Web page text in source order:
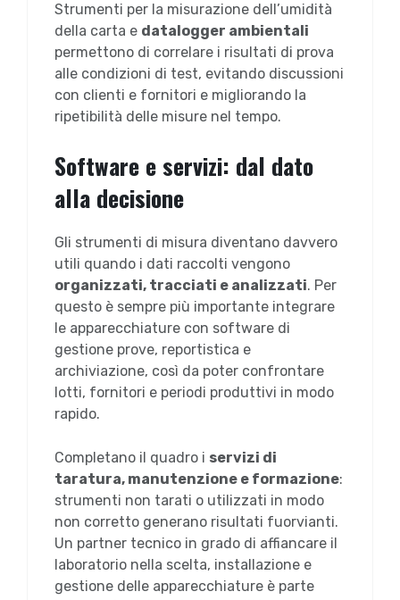
Strumenti per la misurazione dell’umidità
della carta e datalogger ambientali
permettono di correlare i risultati di prova
alle condizioni di test, evitando discussioni
con clienti e fornitori e migliorando la
ripetibilità delle misure nel tempo.
Software e servizi: dal dato
alla decisione
Gli strumenti di misura diventano davvero
utili quando i dati raccolti vengono
organizzati, tracciati e analizzati. Per
questo è sempre più importante integrare
le apparecchiature con software di
gestione prove, reportistica e
archiviazione, così da poter confrontare
lotti, fornitori e periodi produttivi in modo
rapido.
Completano il quadro i servizi di
taratura, manutenzione e formazione:
strumenti non tarati o utilizzati in modo
non corretto generano risultati fuorvianti.
Un partner tecnico in grado di affiancare il
laboratorio nella scelta, installazione e
gestione delle apparecchiature è parte